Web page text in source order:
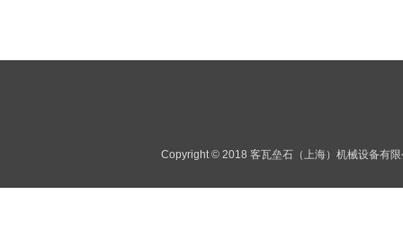
Copyright © 2018 客瓦垒石（上海）机械设备有